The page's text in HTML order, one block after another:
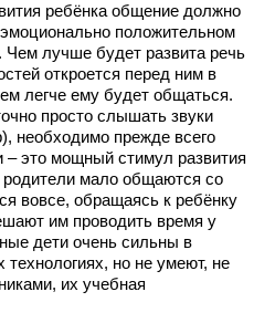
ребёнка общение должно
положительном
Чем лучше будет развита речь
откроется перед ним в
легче ему будет общаться.
просто слышать звуки
необходимо прежде всего
это мощный стимул развития
мало общаются со
вовсе, обращаясь к ребёнку
им проводить время у
дети очень сильны в
но не умеют, не
их учебная